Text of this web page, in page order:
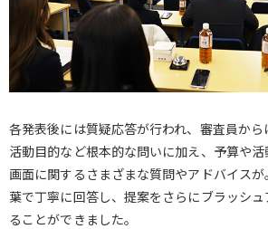
各発表後には質疑応答が行われ、審査員か
活動目的など根本的な問いに加え、予算や
画面に関するさまざまな質問やアドバイス
葉で丁寧に回答し、提案をさらにブラッシ
ることができました。